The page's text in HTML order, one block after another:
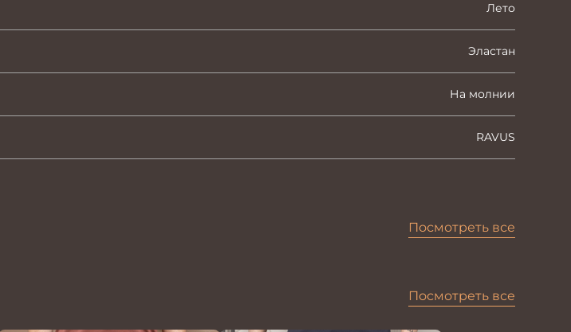
Лето
Эластан
На молнии
RAVUS
Посмотреть все
Посмотреть все